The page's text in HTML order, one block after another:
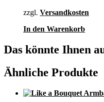
zzgl. Versandkosten
In den Warenkorb
Das könnte Ihnen
Ähnliche Produkte